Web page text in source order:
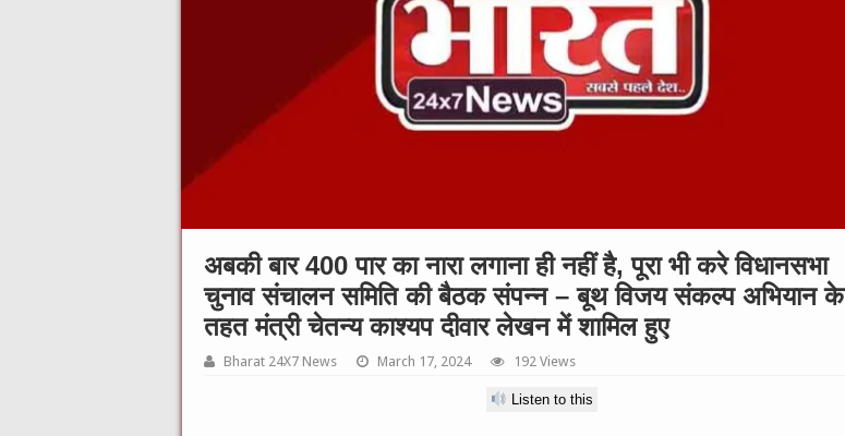
अबकी बार 400 पार का नारा लगाना ही नहीं है, पूरा भी करे विधानसभा
चुनाव संचालन समिति की बैठक संपन्न – बूथ विजय संकल्प अभियान के
तहत मंत्री चेतन्य काश्यप दीवार लेखन में शामिल हुए
Bharat 24X7 News March 17, 2024 192 Views
Listen to this